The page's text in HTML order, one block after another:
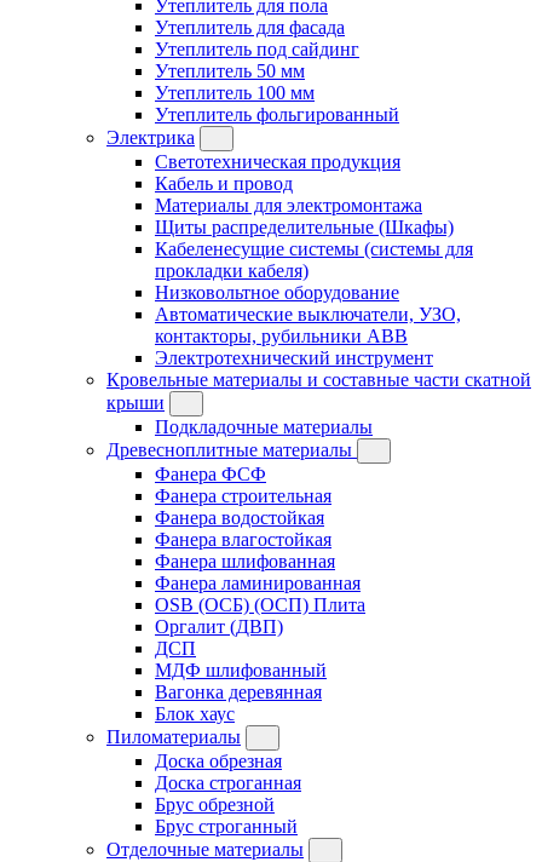
Утеплитель для пола
Утеплитель для фасада
Утеплитель под сайдинг
Утеплитель 50 мм
Утеплитель 100 мм
Утеплитель фольгированный
Электрика
Светотехническая продукция
Кабель и провод
Материалы для электромонтажа
Щиты распределительные (Шкафы)
Кабеленесущие системы (системы для
прокладки кабеля)
Низковольтное оборудование
Автоматические выключатели, УЗО,
контакторы, рубильники ABB
Электротехнический инструмент
Кровельные материалы и составные части скатной
крыши
Подкладочные материалы
Древесноплитные материалы
Фанера ФСФ
Фанера строительная
Фанера водостойкая
Фанера влагостойкая
Фанера шлифованная
Фанера ламинированная
OSB (ОСБ) (ОСП) Плита
Оргалит (ДВП)
ДСП
МДФ шлифованный
Вагонка деревянная
Блок хаус
Пиломатериалы
Доска обрезная
Доска строганная
Брус обрезной
Брус строганный
Отделочные материалы